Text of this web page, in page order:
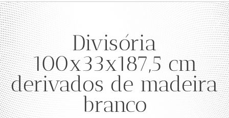
Divisória
100x33x187,5 cm
derivados de madeira
branco